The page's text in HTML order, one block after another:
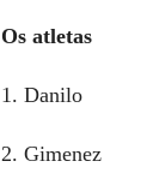
Os atletas
1. Danilo
2. Gimenez